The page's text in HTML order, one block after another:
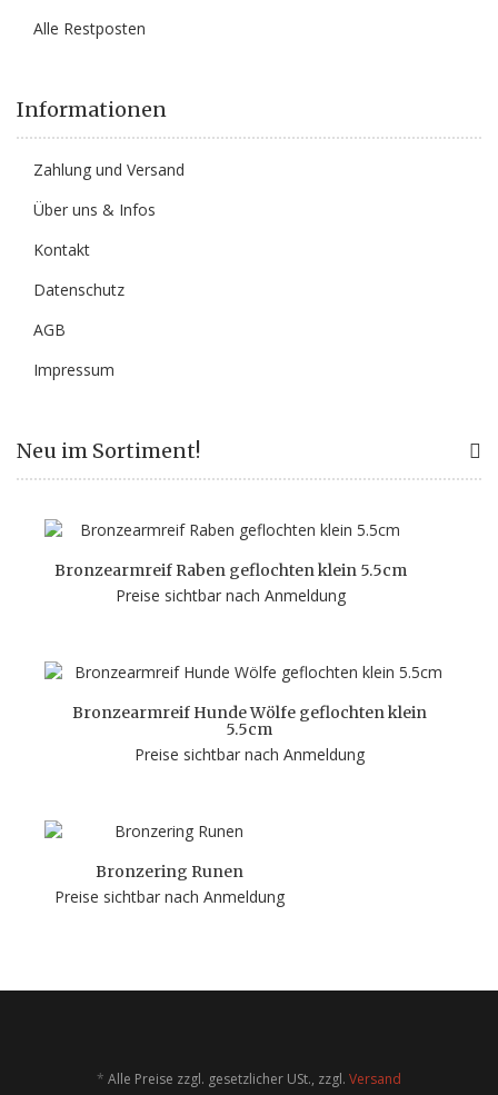
Alle Restposten
Informationen
Zahlung und Versand
Über uns & Infos
Kontakt
Datenschutz
AGB
Impressum
Neu im Sortiment!
Bronzearmreif Raben geflochten klein 5.5cm
Preise sichtbar nach Anmeldung
Bronzearmreif Hunde Wölfe geflochten klein
5.5cm
Preise sichtbar nach Anmeldung
Bronzering Runen
Preise sichtbar nach Anmeldung
* Alle Preise zzgl. gesetzlicher USt., zzgl. Versand